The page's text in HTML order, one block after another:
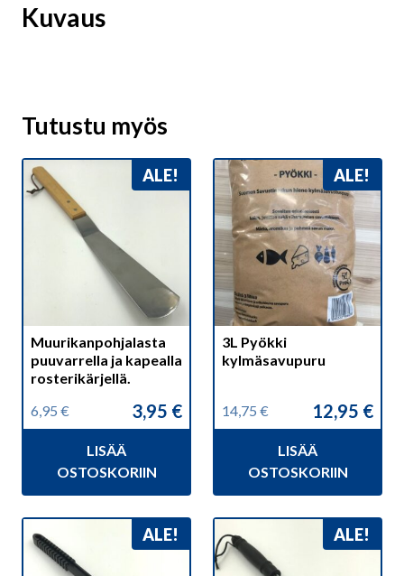
Kuvaus
Tutustu myös
ALE!
Muurikanpohjalasta
puuvarrella ja kapealla
rosterikärjellä.
6,95 €
Alkuperäinen
6,95 €.
3,95 €
Nykyinen
3,95 €.
LISÄÄ
OSTOSKORIIN
ALE!
3L Pyökki
kylmäsavupuru
14,75 €
Alkuperäinen
14,75 €.
12,95 €
Nykyinen
12,95 €.
LISÄÄ
OSTOSKORIIN
ALE! ALE!